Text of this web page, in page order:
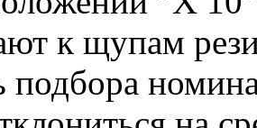
к щупам
подбора